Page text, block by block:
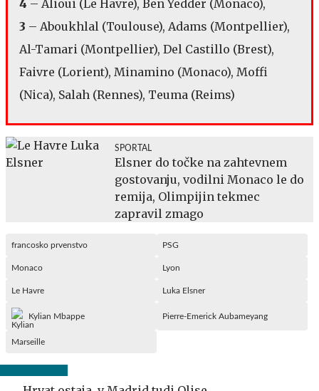
4 – Alioui (Le Havre), Ben Yedder (Monaco),
3 – Aboukhlal (Toulouse), Adams (Montpellier),
Al-Tamari (Montpellier), Del Castillo (Brest),
Faivre (Lorient), Minamino (Monaco), Moffi
(Nica), Salah (Rennes), Teuma (Reims)
SPORTAL
Elsner do točke na zahtevnem
gostovanju, vodilni Monaco le do
remija, Olimpijin tekmec
zapravil zmago
francosko prvenstvo PSG
Monaco Lyon
Le Havre Luka Elsner
Kylian Mbappe Pierre-Emerick Aubameyang
Marseille